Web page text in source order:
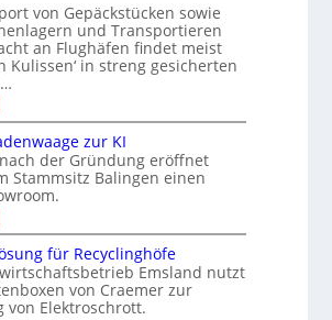
n
von Gepäckstücken sowie
und Transportieren
an Flughäfen findet meist
Kulissen‘ in streng gesicherten
e
g
zur KI
der Gründung eröffnet
Stammsitz Balingen einen
o
für Recyclinghöfe
Emsland nutzt
von Craemer zur
von Elektroschrott.